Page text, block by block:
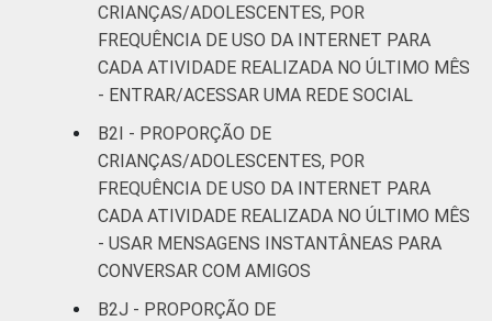
CRIANÇAS/ADOLESCENTES, POR
FREQUÊNCIA DE USO DA INTERNET PARA
CADA ATIVIDADE REALIZADA NO ÚLTIMO MÊS
- ENTRAR/ACESSAR UMA REDE SOCIAL
B2I - PROPORÇÃO DE
CRIANÇAS/ADOLESCENTES, POR
FREQUÊNCIA DE USO DA INTERNET PARA
CADA ATIVIDADE REALIZADA NO ÚLTIMO MÊS
- USAR MENSAGENS INSTANTÂNEAS PARA
CONVERSAR COM AMIGOS
B2J - PROPORÇÃO DE